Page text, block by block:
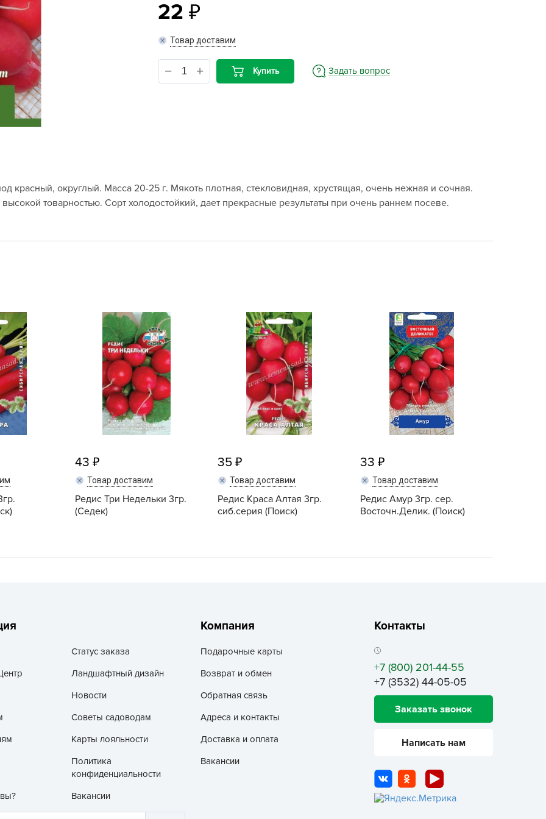
Bona Forte
Dacha Group
Grass
Green Boom
GRIZZLY
LISTOK
MAROLEX
Nika
Palisad
Raco
Rehau
Robin Green
Terra Vita
TORNADICA
TUT BIO
Агрофирма Аэлита
агрофирма манул
АГРОЭЛИТА
22
Товар доставим
Купить Задать вопрос
красный, округлый. Масса 20-25 г. Мякоть плотная, стекловидная, хрустящая, очень нежная и сочная.
товарностью. Сорт холодостойкий, дает прекрасные результаты при очень раннем посеве.
43
Товар доставим
Редис Три Недельки 3гр.
(Седек)
35
Товар доставим
Редис Краса Алтая 3гр.
сиб.серия (Поиск)
33
Товар доставим
Редис Амур 3гр. сер.
Восточн.Делик. (Поиск)
Статус заказа
Ландшафтный дизайн
Новости
Советы садоводам
Карты лояльности
Политика
конфиденциальности
Вакансии
Компания
Подарочные карты
Возврат и обмен
Обратная связь
Адреса и контакты
Доставка и оплата
Вакансии
Контакты
+7 (800) 201-44-55
+7 (3532) 44-05-05
Заказать звонок
Написать нам